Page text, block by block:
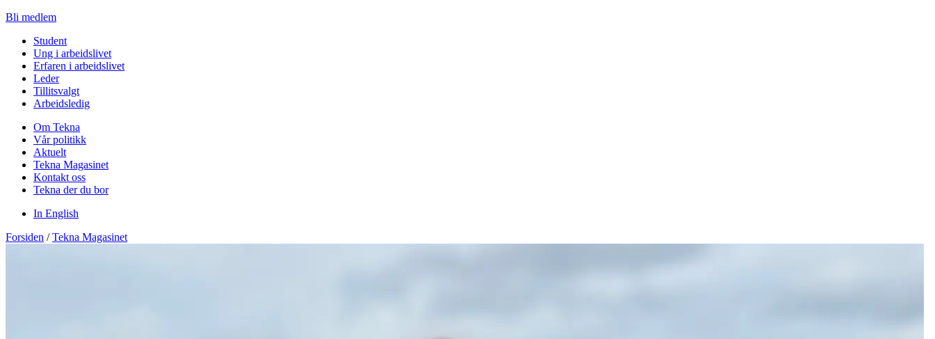
Bli medlem
Student
Ung i arbeidslivet
Erfaren i arbeidslivet
Leder
Tillitsvalgt
Arbeidsledig
Om Tekna
Vår politikk
Aktuelt
Tekna Magasinet
Kontakt oss
Tekna der du bor
In English
Forsiden / Tekna Magasinet